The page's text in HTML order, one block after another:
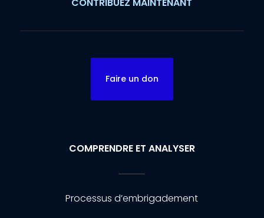
CONTRIBUEZ MAINTENANT
Faire un don
COMPRENDRE ET ANALYSER
Processus d’embrigadement